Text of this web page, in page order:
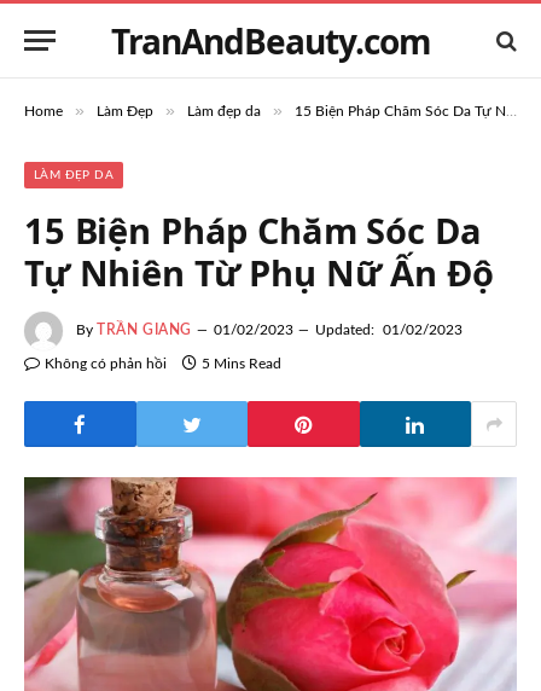
TranAndBeauty.com
Home » Làm Đẹp » Làm đẹp da » 15 Biện Pháp Chăm Sóc Da Tự Nhiên Từ Phụ Nữ Ấn Độ
LÀM ĐẸP DA
15 Biện Pháp Chăm Sóc Da
Tự Nhiên Từ Phụ Nữ Ấn Độ
By TRẦN GIANG 01/02/2023 Updated: 01/02/2023
Không có phản hồi 5 Mins Read